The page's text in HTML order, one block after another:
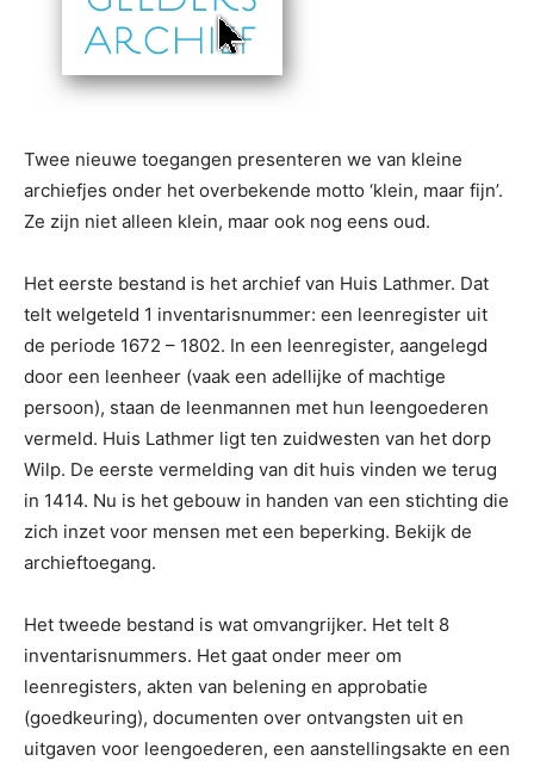
Twee nieuwe toegangen presenteren we van kleine
archiefjes onder het overbekende motto ‘klein, maar fijn’.
Ze zijn niet alleen klein, maar ook nog eens oud.
Het eerste bestand is het archief van Huis Lathmer. Dat
telt welgeteld 1 inventarisnummer: een leenregister uit
de periode 1672 – 1802. In een leenregister, aangelegd
door een leenheer (vaak een adellijke of machtige
persoon), staan de leenmannen met hun leengoederen
vermeld. Huis Lathmer ligt ten zuidwesten van het dorp
Wilp. De eerste vermelding van dit huis vinden we terug
in 1414. Nu is het gebouw in handen van een stichting die
zich inzet voor mensen met een beperking. Bekijk de
archieftoegang.
Het tweede bestand is wat omvangrijker. Het telt 8
inventarisnummers. Het gaat onder meer om
leenregisters, akten van belening en approbatie
(goedkeuring), documenten over ontvangsten uit en
uitgaven voor leengoederen, een aanstellingsakte en een